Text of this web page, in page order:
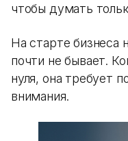
чтобы думать
На старте бизнеса
почти не бывает.
нуля, она требует
внимания.